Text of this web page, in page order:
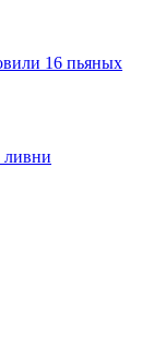
16 пьяных
ливни